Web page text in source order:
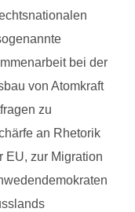
bei der
von Atomkraft
zu
an Rhetorik
EU, zur Migration